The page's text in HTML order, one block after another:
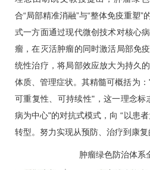
合“局部精准消融”与“整体免疫重塑
式一方面通过现代微创技术对核心
瘤，在灭活肿瘤的同时激活局部免
统性治疗，将局部效应放大为持久
体质、管理症状。其精髓可概括为：
可重复性、可持续性"，这一理念
病为中心"的对抗式模式，向 “以患
转型。努力实现从预防、治疗到康复
肿瘤绿色防治体系